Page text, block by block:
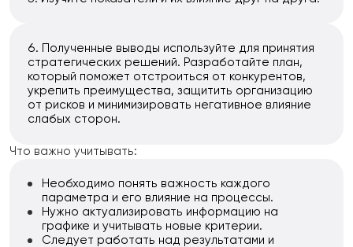
Полученные выводы используйте для принятия
стратегических решений. Разработайте план,
который поможет отстроиться от конкурентов,
укрепить преимущества, защитить организацию
от рисков и минимизировать негативное влияние
слабых сторон.
Что важно учитывать:
Необходимо понять важность каждого
параметра и его влияние на процессы.
Нужно актуализировать информацию на
графике и учитывать новые критерии.
Следует работать над результатами и